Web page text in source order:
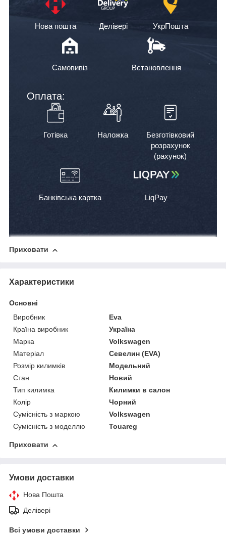
Нова пошта Делівері УкрПошта
Самовивіз Встановлення
Оплата:
Готівка Наложка
Безготівковий
розрахунок
(рахунок)
Банківська картка LiqPay
Приховати
Характеристики
Основні
Виробник
Eva
Країна виробник
Україна
Марка
Volkswagen
Матеріал
Севелин (EVA)
Розмір килимків
Модельний
Стан
Новий
Тип килимка
Килимки в салон
Колір
Чорний
Сумісність з маркою
Volkswagen
Сумісність з моделлю
Touareg
Приховати
Умови доставки
Нова Пошта
Делівері
Всі умови доставки